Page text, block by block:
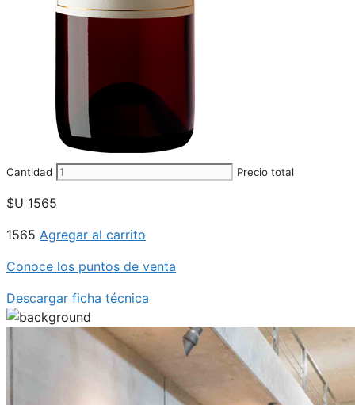
Cantidad Precio total
$U 1565
1565 Agregar al carrito
Conoce los puntos de venta
Descargar ficha técnica